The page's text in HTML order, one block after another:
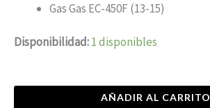
Gas Gas EC-450F (13-15)
Disponibilidad:1 disponibles
AÑADIR AL CARRITO